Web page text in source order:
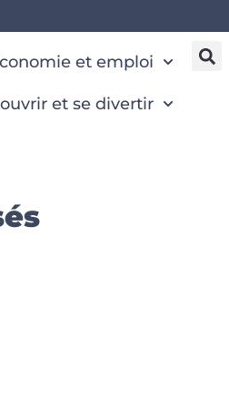
et emploi
et se divertir